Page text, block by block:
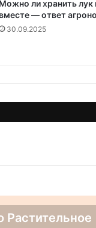
Можно ли хранить лук
вместе — ответ
30.09.2025
Растительное